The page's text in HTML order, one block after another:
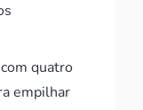
quatro
empilhar